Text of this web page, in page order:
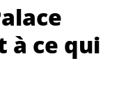
à ce qui